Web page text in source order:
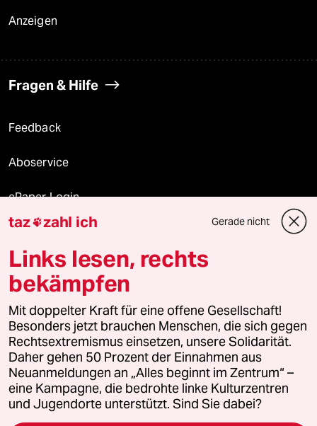
Anzeigen
Fragen & Hilfe
Feedback
Aboservice
ePaper Login
Downloads für Abonnierende
© 2026 taz Verlags und Vertriebs GmbH
Alle Rechte vorbehalten. Bei rechtlichen Fragen oder für Genehmigungen
wenden Sie sich bitte an
lizenzen@taz.de
Feedback Redaktionsstatut Kommune-Richtlinien
Leitlinie Informant Datenschutz Impressum AGB
taz zahl ich Gerade nicht
Links lesen, rechts
bekämpfen
Mit doppelter Kraft für eine offene Gesellschaft!
Besonders jetzt brauchen Menschen, die sich gegen
Rechtsextremismus einsetzen, unsere Solidarität.
Daher gehen 50 Prozent der Einnahmen aus
Neuanmeldungen an „Alles beginnt im Zentrum“ –
eine Kampagne, die bedrohte linke Kulturzentren
und Jugendorte unterstützt. Sind Sie dabei?